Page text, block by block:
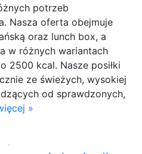
potrzeb
Nasza oferta obejmuje
oraz lunch box, a
w różnych wariantach
2500 kcal. Nasze posiłki
ze świeżych, wysokiej
od sprawdzonych,
»